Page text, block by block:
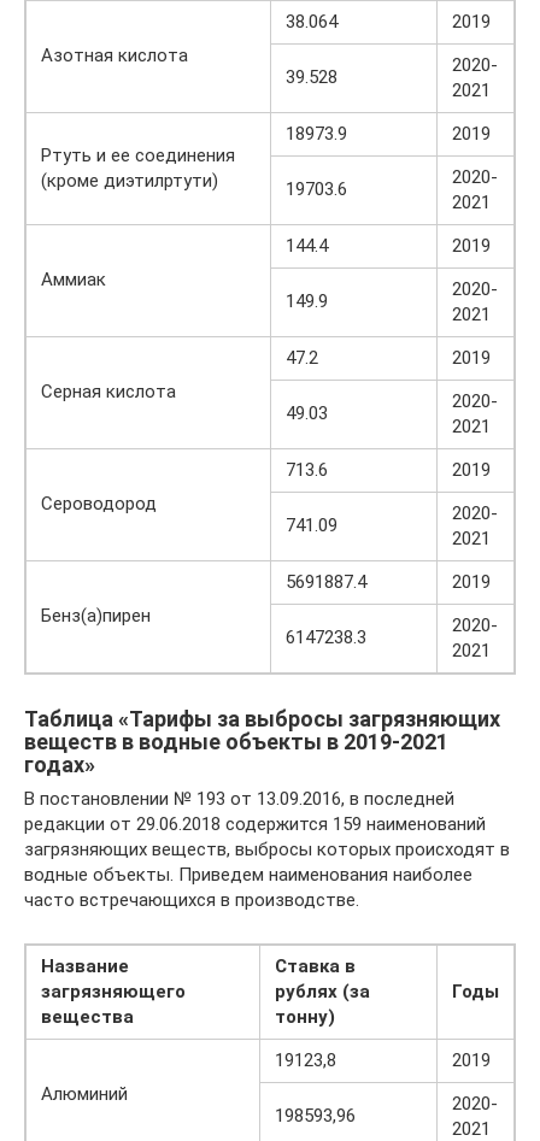
Азотная кислота
38.064 2019
39.528
2020-
2021
Ртуть и ее соединения
(кроме диэтилртути)
18973.9 2019
19703.6
2020-
2021
Аммиак
144.4 2019
149.9
2020-
2021
Серная кислота
47.2 2019
49.03
2020-
2021
Сероводород
713.6 2019
741.09
2020-
2021
Бенз(а)пирен
5691887.4 2019
6147238.3
2020-
2021
Таблица «Тарифы за выбросы загрязняющих
веществ в водные объекты в 2019-2021
годах»
В постановлении № 193 от 13.09.2016, в последней
редакции от 29.06.2018 содержится 159 наименований
загрязняющих веществ, выбросы которых происходят в
водные объекты. Приведем наименования наиболее
часто встречающихся в производстве.
Название
загрязняющего
вещества
Ставка в
рублях (за
тонну)
Годы
Алюминий
19123,8 2019
198593,96
2020-
2021